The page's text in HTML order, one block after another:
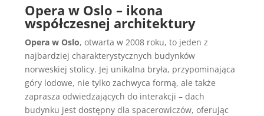
Opera w Oslo – ikona
współczesnej architektury
Opera w Oslo, otwarta w 2008 roku, to jeden z
najbardziej charakterystycznych budynków
norweskiej stolicy. Jej unikalna bryła, przypominająca
góry lodowe, nie tylko zachwyca formą, ale także
zaprasza odwiedzających do interakcji – dach
budynku jest dostępny dla spacerowiczów, oferując